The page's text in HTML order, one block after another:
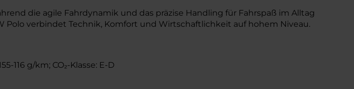
die agile Fahrdynamik und das präzise Handling für Fahrspaß im Alltag
verbindet Technik, Komfort und Wirtschaftlichkeit auf hohem Niveau.
116 g/km; CO₂-Klasse: E-D